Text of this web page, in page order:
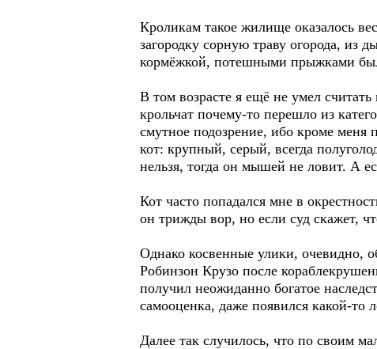
Кроликам такое жилище оказалось
загородку сорную траву огорода, из
кормёжкой, потешными прыжками
В том возрасте я ещё не умел
крольчат почему-то перешло из
смутное подозрение, ибо кроме
кот: крупный, серый, всегда
нельзя, тогда он мышей не ловит. А
Кот часто попадался мне в
он трижды вор, но если суд скажет,
Однако косвенные улики, очевидно,
Робинзон Крузо после
получил неожиданно богатое
самооценка, даже появился какой-то
Далее так случилось, что по своим